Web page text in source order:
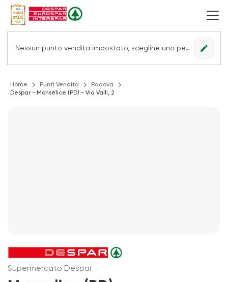
Nessun punto vendita impostato, scegline uno per vedere le offerte. edit
Home Punti Vendita
Padova
Despar - Monselice (PD) - Via Valli, 2
Supermercato Despar